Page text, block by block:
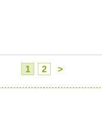
1 2 >